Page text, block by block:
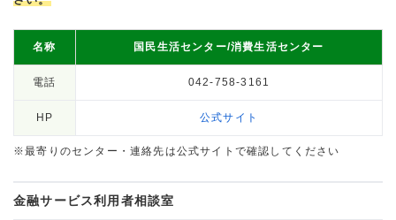
名称 国民生活センター/消費生活センター
電話 042-758-3161
HP 公式サイト
※最寄りのセンター・連絡先は公式サイトで確認してください
金融サービス利用者相談室